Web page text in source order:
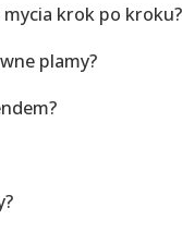
krok po kroku?
plamy?